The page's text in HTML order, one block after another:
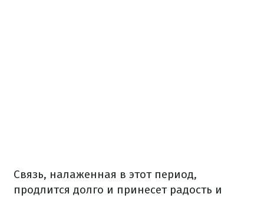
Связь, налаженная в этот период,
продлится долго и принесет радость и